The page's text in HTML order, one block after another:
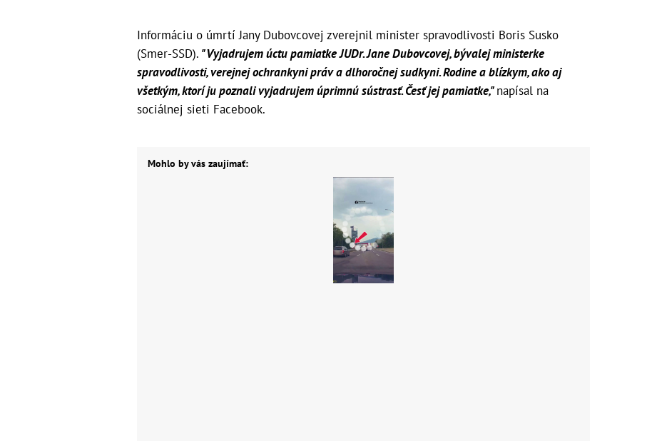
Informáciu o úmrtí Jany Dubovcovej zverejnil minister spravodlivosti Boris Susko
(Smer-SSD). "Vyjadrujem úctu pamiatke JUDr. Jane Dubovcovej, bývalej ministerke
spravodlivosti, verejnej ochrankyni práv a dlhoročnej sudkyni. Rodine a blízkym, ako aj
všetkým, ktorí ju poznali vyjadrujem úprimnú sústrasť. Česť jej pamiatke,"napísal na
sociálnej sieti Facebook.
Mohlo by vás zaujímať: